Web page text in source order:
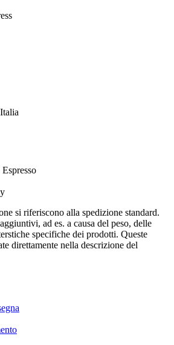
si riferiscono alla spedizione standard.
ad es. a causa del peso, delle
specifiche dei prodotti. Queste
direttamente nella descrizione del